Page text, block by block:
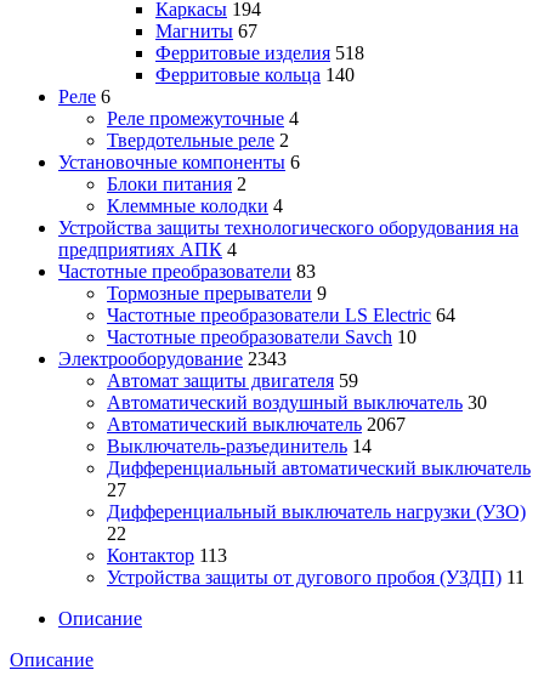
Каркасы 194
Магниты 67
Ферритовые изделия 518
Ферритовые кольца 140
Реле 6
Реле промежуточные 4
Твердотельные реле 2
Установочные компоненты 6
Блоки питания 2
Клеммные колодки 4
Устройства защиты технологического оборудования на
предприятиях АПК 4
Частотные преобразователи 83
Тормозные прерыватели 9
Частотные преобразователи LS Electric 64
Частотные преобразователи Savch 10
Электрооборудование 2343
Автомат защиты двигателя 59
Автоматический воздушный выключатель 30
Автоматический выключатель 2067
Выключатель-разъединитель 14
Дифференциальный автоматический выключатель
27
Дифференциальный выключатель нагрузки (УЗО)
22
Контактор 113
Устройства защиты от дугового пробоя (УЗДП) 11
Описание
Описание